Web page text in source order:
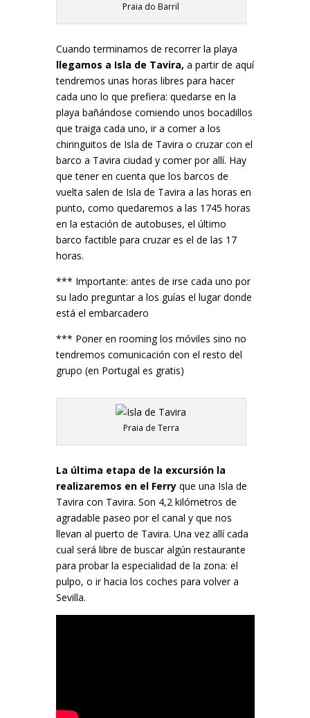
Praia do Barril
Cuando terminamos de recorrer la playa
llegamos a Isla de Tavira, a partir de aquí
tendremos unas horas libres para hacer
cada uno lo que prefiera: quedarse en la
playa bañándose comiendo unos bocadillos
que traiga cada uno, ir a comer a los
chiringuitos de Isla de Tavira o cruzar con el
barco a Tavira ciudad y comer por allí. Hay
que tener en cuenta que los barcos de
vuelta salen de Isla de Tavira a las horas en
punto, como quedaremos a las 1745 horas
en la estación de autobuses, el último
barco factible para cruzar es el de las 17
horas.
*** Importante: antes de irse cada uno por
su lado preguntar a los guías el lugar donde
está el embarcadero
*** Poner en rooming los móviles sino no
tendremos comunicación con el resto del
grupo (en Portugal es gratis)
Praia de Terra
La última etapa de la excursión la
realizaremos en el Ferryque una Isla de
Tavira con Tavira. Son 4,2 kilómetros de
agradable paseo por el canal y que nos
llevan al puerto de Tavira. Una vez allí cada
cual será libre de buscar algún restaurante
para probar la especialidad de la zona: el
pulpo, o ir hacia los coches para volver a
Sevilla.